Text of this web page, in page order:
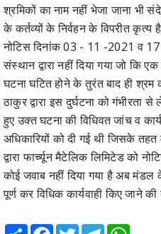
श्रमिकों का नाम नहीं भेजा जाना भी
के कर्तव्यों के निर्वहन के विपरीत
नोटिस दिनांक 03 - 11 -2021 व
संस्थान द्वारा नहीं दिया गया जो कि
घटना घटित होने के तुरंत बाद ही
ठाकुर द्वारा इस दुर्घटना को गंभीरता
हुए उक्त घटना की विधिवत जांच व
अधिकारियों को दी गई थी जिसके तहत
द्वारा फार्च्यून मैटेलिक लिमिटेड को
कोई जवाब नहीं दिया गया है अब मंडल
पूर्ण कर विधिक कार्यवाही किए जाने
Share Facebook
TwitterTelegram